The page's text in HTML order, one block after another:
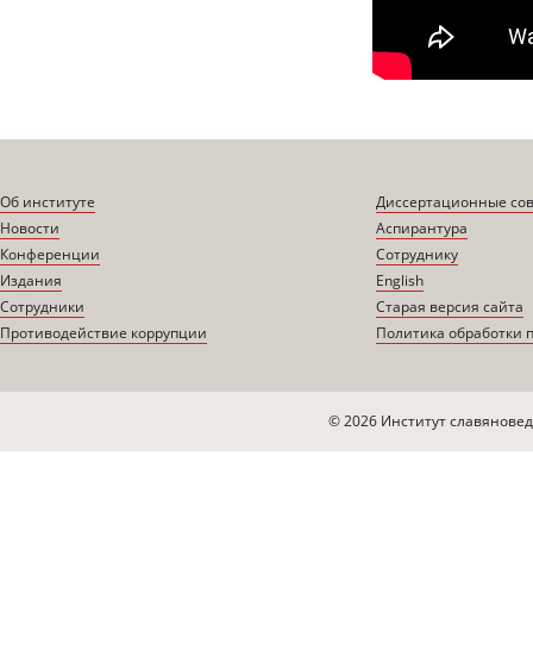
Об институте
Новости
Конференции
Издания
Сотрудники
Противодействие коррупции
Диссертационные
Аспирантура
Сотруднику
English
Старая версия сайта
Политика обработки
© 2026 Институт